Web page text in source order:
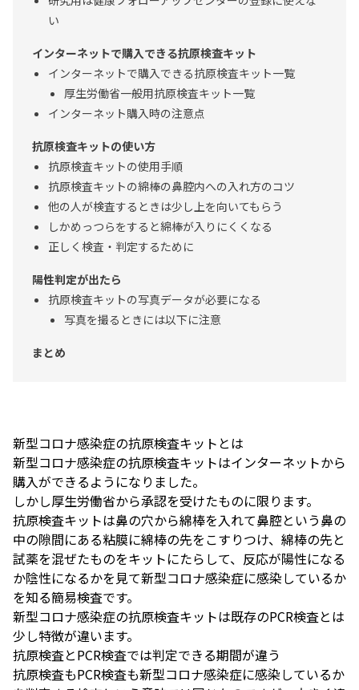
い
インターネットで購入できる抗原検査キット
インターネットで購入できる抗原検査キット一覧
厚生労働省一般用抗原検査キット一覧
インターネット購入時の注意点
抗原検査キットの使い方
抗原検査キットの使用手順
抗原検査キットの綿棒の鼻腔内への入れ方のコツ
他の人が検査するときは少し上を向いてもらう
しかめっつらをすると綿棒が入りにくくなる
正しく検査・判定するために
陽性判定が出たら
抗原検査キットの写真データが必要になる
写真を撮るときには以下に注意
まとめ
新型コロナ感染症の抗原検査キットとは
新型コロナ感染症の抗原検査キットはインターネットから
購入ができるようになりました。
しかし厚生労働省から承認を受けたものに限ります。
抗原検査キットは鼻の穴から綿棒を入れて鼻腔という鼻の
中の隙間にある粘膜に綿棒の先をこすりつけ、綿棒の先と
試薬を混ぜたものをキットにたらして、反応が陽性になる
か陰性になるかを見て新型コロナ感染症に感染しているか
を知る簡易検査です。
新型コロナ感染症の抗原検査キットは既存のPCR検査とは
少し特徴が違います。
抗原検査とPCR検査では判定できる期間が違う
抗原検査もPCR検査も新型コロナ感染症に感染しているか